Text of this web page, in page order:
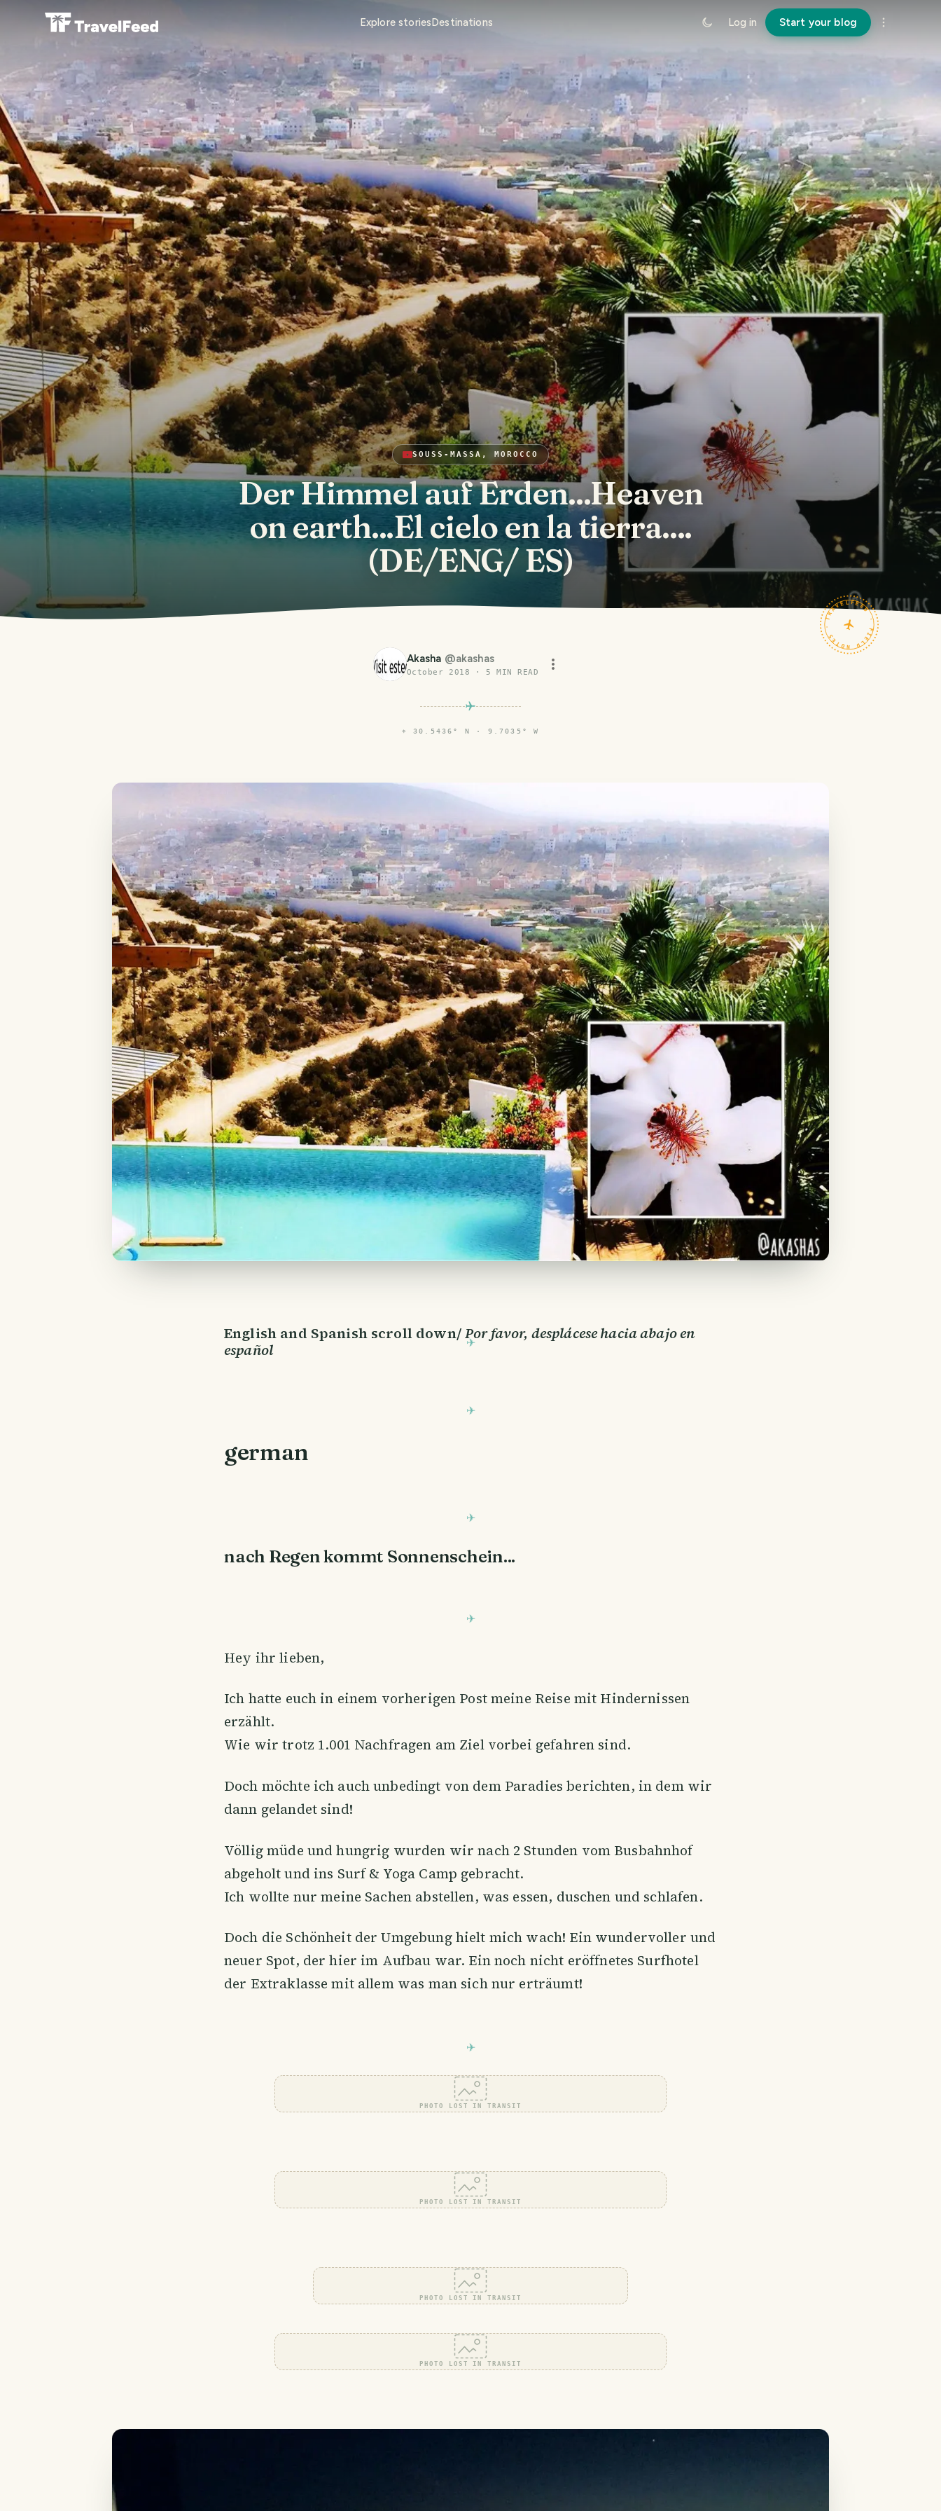
Explore storiesDestinations Log in Start your blog
SOUSS-MASSA, MOROCCO
Der Himmel auf Erden...Heaven
on earth...El cielo en la tierra....
(DE/ENG/ ES)
TRAVELFEED · FIELD NOTES ·
Akasha @akashas
October 2018 · 5 MIN READ
⌖ 30.5436° N · 9.7035° W
English and Spanish scroll down/Por favor, desplácese hacia abajo en
español
german
nach Regen kommt Sonnenschein...
Hey ihr lieben,
Ich hatte euch in einem vorherigen Post meine Reise mit Hindernissen
erzählt.
Wie wir trotz 1.001 Nachfragen am Ziel vorbei gefahren sind.
Doch möchte ich auch unbedingt von dem Paradies berichten, in dem wir
dann gelandet sind!
Völlig müde und hungrig wurden wir nach 2 Stunden vom Busbahnhof
abgeholt und ins Surf & Yoga Camp gebracht.
Ich wollte nur meine Sachen abstellen, was essen, duschen und schlafen.
Doch die Schönheit der Umgebung hielt mich wach! Ein wundervoller und
neuer Spot, der hier im Aufbau war. Ein noch nicht eröffnetes Surfhotel
der Extraklasse mit allem was man sich nur erträumt!
PHOTO LOST IN TRANSIT
PHOTO LOST IN TRANSIT
PHOTO LOST IN TRANSIT
PHOTO LOST IN TRANSIT